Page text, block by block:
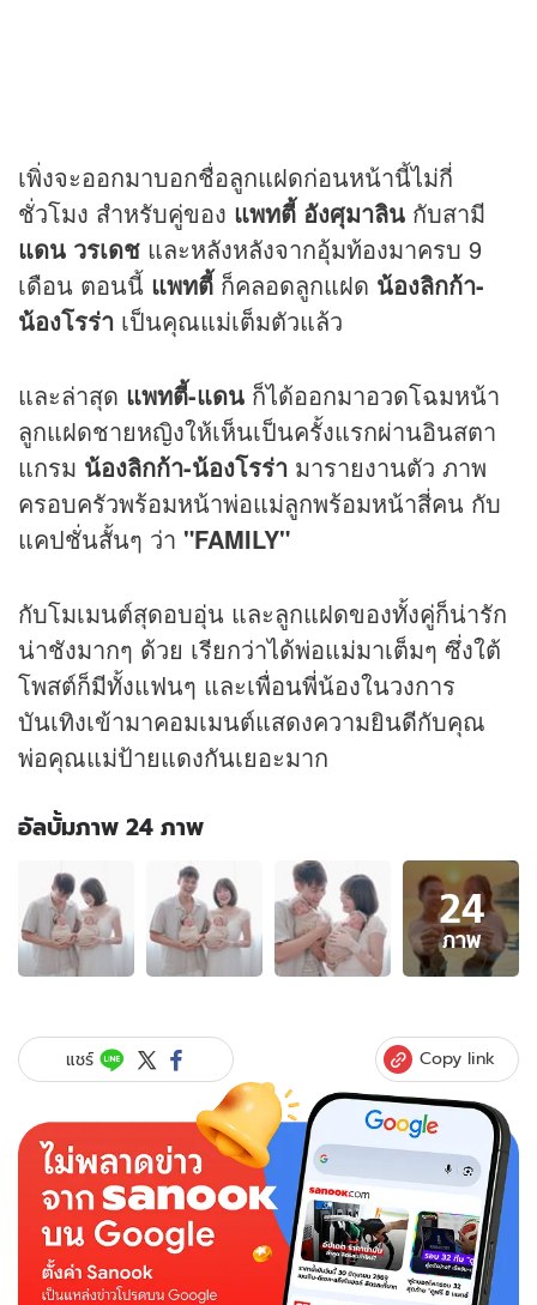
เพิ่งจะออกมาบอกชื่อลูกแฝดก่อนหน้านี้ไม่กี่
ชั่วโมง สำหรับคู่ของ แพทตี้ อังศุมาลิน กับสามี
แดน วรเดช และหลังหลังจากอุ้มท้องมาครบ 9
เดือน ตอนนี้ แพทตี้ ก็คลอดลูกแฝด น้องลิกก้า-
น้องโรร่า เป็นคุณแม่เต็มตัวแล้ว
และล่าสุด แพทตี้-แดน ก็ได้ออกมาอวดโฉมหน้า
ลูกแฝดชายหญิงให้เห็นเป็นครั้งแรกผ่านอินสตา
แกรม น้องลิกก้า-น้องโรร่า มารายงานตัว ภาพ
ครอบครัวพร้อมหน้าพ่อแม่ลูกพร้อมหน้าสี่คน กับ
แคปชั่นสั้นๆ ว่า "FAMILY"
กับโมเมนต์สุดอบอุ่น และลูกแฝดของทั้งคู่ก็น่ารัก
น่าชังมากๆ ด้วย เรียกว่าได้พ่อแม่มาเต็มๆ ซึ่งใต้
โพสต์ก็มีทั้งแฟนๆ และเพื่อนพี่น้องในวงการ
บันเทิงเข้ามาคอมเมนต์แสดงความยินดีกับคุณ
พ่อคุณแม่ป้ายแดงกันเยอะมาก
อัลบั้มภาพ 24 ภาพ
อัลบั้ม
ภาพ
24
ภาพ
ของ
คลอด
แล้ว!
โฉม
ลูก
แฝด
"น้อง
กก้า-
น้อง
24
ภาพ
แชร์ Copy link